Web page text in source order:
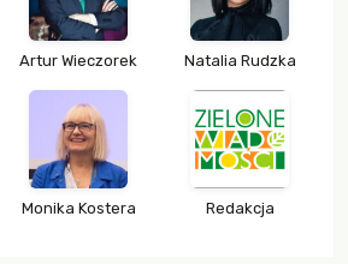
Artur Wieczorek Natalia Rudzka
Monika Kostera Redakcja